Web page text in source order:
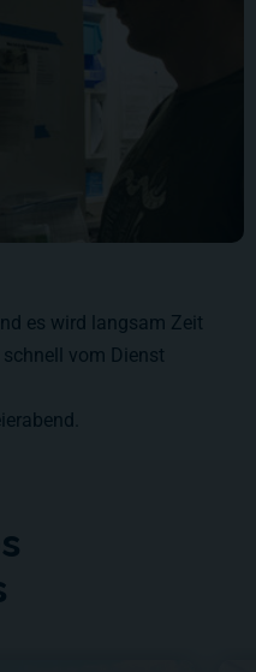
es wird langsam Zeit
vom Dienst